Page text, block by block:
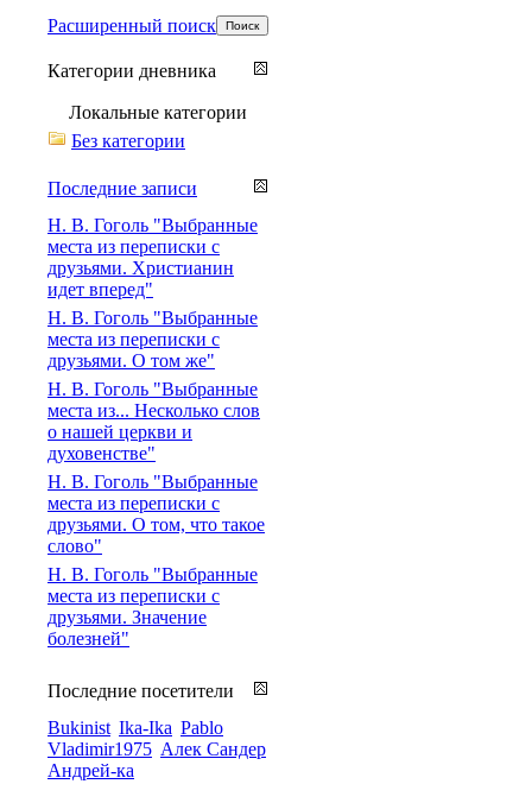
Расширенный поиск
Категории дневника
Локальные категории
Без категории
Последние записи
Н. В. Гоголь "Выбранные
места из переписки с
друзьями. Христианин
идет вперед"
Н. В. Гоголь "Выбранные
места из переписки с
друзьями. О том же"
Н. В. Гоголь "Выбранные
места из... Несколько слов
о нашей церкви и
духовенстве"
Н. В. Гоголь "Выбранные
места из переписки с
друзьями. О том, что такое
слово"
Н. В. Гоголь "Выбранные
места из переписки с
друзьями. Значение
болезней"
Последние посетители
Bukinist Ika-Ika Pablo
Vladimir1975 Алек Сандер
Андрей-ка